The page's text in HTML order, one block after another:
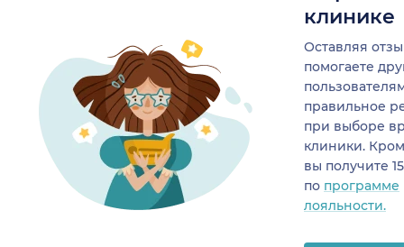
клинике
Оставляя
помогаете
правильное
при выборе
клиники.
вы получите
по программе
лояльности.